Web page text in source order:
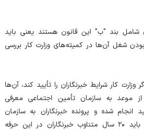
شامل بند "ب" این قانون هستند یعنی باید
شغل آن‌ها در کمیته‌های وزارت کار بررسی
کار شرایط خبرنگاران را تأیید کند، آن‌ها
موعد به سازمان تأمین اجتماعی معرفی
انجام شده و پرونده خبرنگاران به سازمان
می‌آید، بر اساس قانون باید ۲۰ سال متناوب خبرنگاران در این حرفه